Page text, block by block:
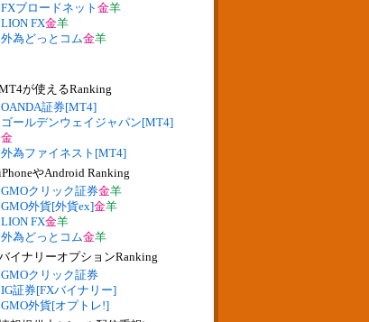
FXブロードネット 金羊
LION FX金羊
外為どっとコム金羊
OANDA証券[MT4]
ゴールデンウェイジャパン[MT4]
金
外為ファイネスト[MT4]
GMOクリック証券金羊
GMO外貨[外貨ex]金羊
LION FX金羊
外為どっとコム金羊
GMOクリック証券
IG証券[FXバイナリー]
GMO外貨[オプトレ!]